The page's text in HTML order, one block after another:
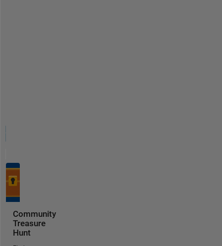
Community
Treasure
Hunt